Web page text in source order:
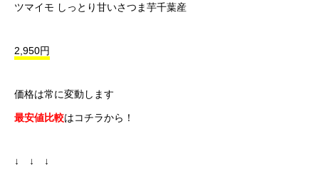
ツマイモ しっとり甘いさつま芋千葉産
2,950円
価格は常に変動します
最安値比較はコチラから！
↓ ↓ ↓